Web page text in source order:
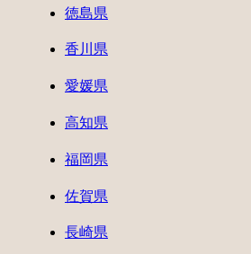
徳島県
香川県
愛媛県
高知県
福岡県
佐賀県
長崎県